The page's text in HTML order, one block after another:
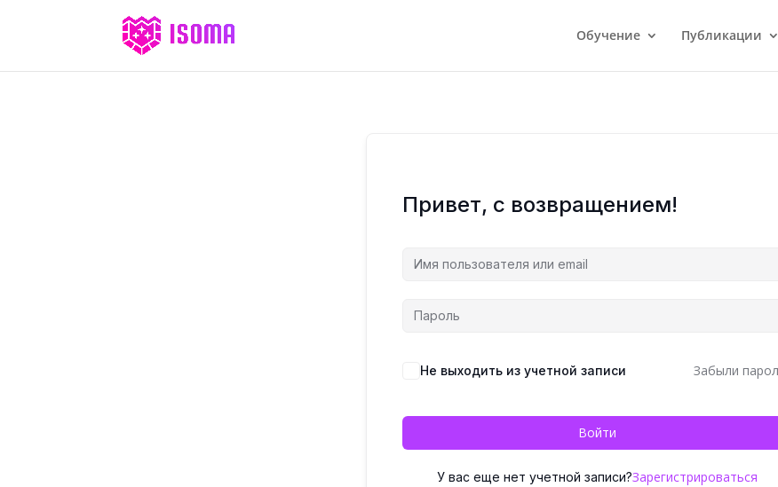
Обучение Публикации
Привет, с возвращением!
Не выходить из учетной записи Забыли
Войти
У вас еще нет учетной записи?Зарегистрироваться